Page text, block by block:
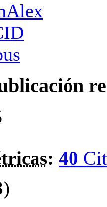
: 40
)